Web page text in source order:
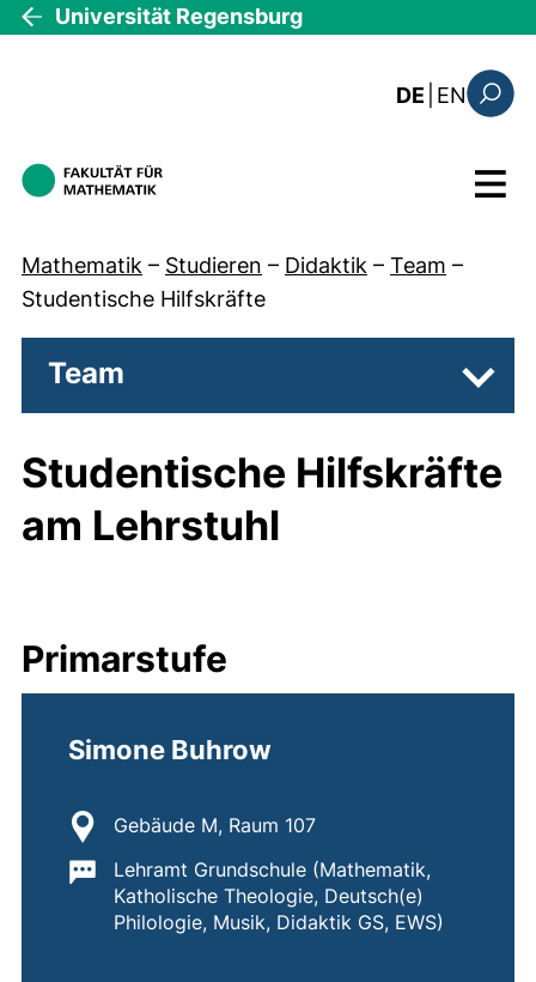
Direkt zum Inhalt
Universität Regensburg
DE EN: the
Menü
Mathematik – Studieren – Didaktik – Team –
Studentische Hilfskräfte
Team
Studentische Hilfskräfte
am Lehrstuhl
Primarstufe
Simone Buhrow
Standort:
Gebäude M, Raum 107
Wichtige Informationen:
Lehramt Grundschule (Mathematik,
Katholische Theologie, Deutsch(e)
Philologie, Musik, Didaktik GS, EWS)